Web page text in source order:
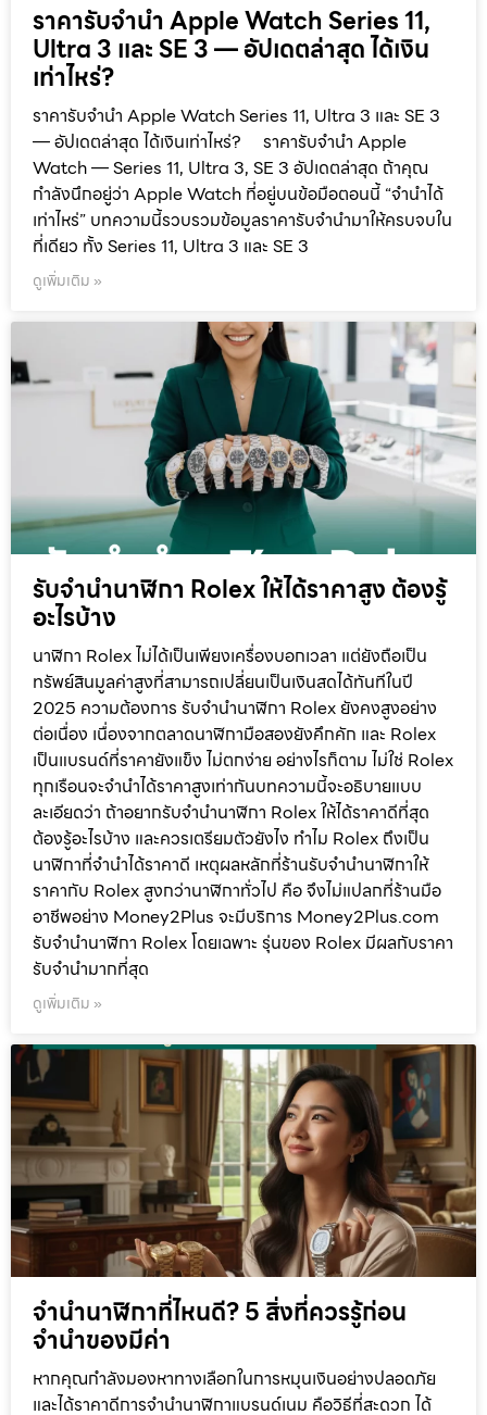
ราคารับจำนำ Apple Watch Series 11,
Ultra 3 และ SE 3 — อัปเดตล่าสุด ได้เงิน
เท่าไหร่?
ราคารับจำนำ Apple Watch Series 11, Ultra 3 และ SE 3
— อัปเดตล่าสุด ได้เงินเท่าไหร่? ราคารับจำนำ Apple
Watch — Series 11, Ultra 3, SE 3 อัปเดตล่าสุด ถ้าคุณ
กำลังนึกอยู่ว่า Apple Watch ที่อยู่บนข้อมือตอนนี้ “จำนำได้
เท่าไหร่” บทความนี้รวบรวมข้อมูลราคารับจำนำมาให้ครบจบใน
ที่เดียว ทั้ง Series 11, Ultra 3 และ SE 3
ดูเพิ่มเติม »
รับจำนำนาฬิกา Rolex ให้ได้ราคาสูง ต้องรู้
อะไรบ้าง
นาฬิกา Rolex ไม่ได้เป็นเพียงเครื่องบอกเวลา แต่ยังถือเป็น
ทรัพย์สินมูลค่าสูงที่สามารถเปลี่ยนเป็นเงินสดได้ทันทีในปี
2025 ความต้องการ รับจำนำนาฬิกา Rolex ยังคงสูงอย่าง
ต่อเนื่อง เนื่องจากตลาดนาฬิกามือสองยังคึกคัก และ Rolex
เป็นแบรนด์ที่ราคายังแข็ง ไม่ตกง่าย อย่างไรก็ตาม ไม่ใช่ Rolex
ทุกเรือนจะจำนำได้ราคาสูงเท่ากันบทความนี้จะอธิบายแบบ
ละเอียดว่า ถ้าอยากรับจำนำนาฬิกา Rolex ให้ได้ราคาดีที่สุด
ต้องรู้อะไรบ้าง และควรเตรียมตัวยังไง ทำไม Rolex ถึงเป็น
นาฬิกาที่จำนำได้ราคาดี เหตุผลหลักที่ร้านรับจำนำนาฬิกาให้
ราคากับ Rolex สูงกว่านาฬิกาทั่วไป คือ จึงไม่แปลกที่ร้านมือ
อาชีพอย่าง Money2Plus จะมีบริการ Money2Plus.com
รับจำนำนาฬิกา Rolex โดยเฉพาะ รุ่นของ Rolex มีผลกับราคา
รับจำนำมากที่สุด
ดูเพิ่มเติม »
จำนำนาฬิกาที่ไหนดี? 5 สิ่งที่ควรรู้ก่อน
จำนำของมีค่า
หากคุณกำลังมองหาทางเลือกในการหมุนเงินอย่างปลอดภัย
และได้ราคาดีการจำนำนาฬิกาแบรนด์เนม คือวิธีที่สะดวก ได้